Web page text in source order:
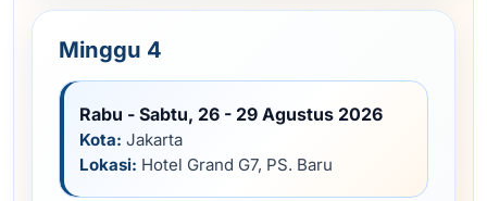
Minggu 4
Rabu - Sabtu, 26 - 29 Agustus 2026
Kota: Jakarta
Lokasi: Hotel Grand G7, PS. Baru